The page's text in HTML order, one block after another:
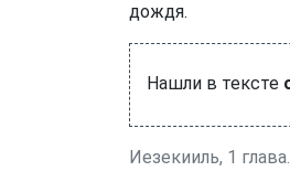
дождя.
Нашли в тексте
Иезекииль, 1